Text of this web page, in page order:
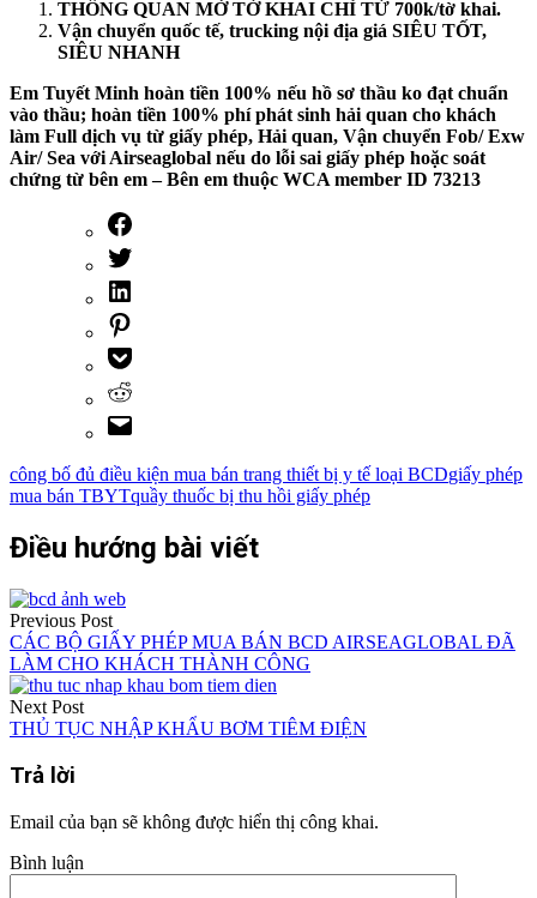
THÔNG QUAN MỞ TỜ KHAI CHỈ TỪ 700k/tờ khai.
Vận chuyển quốc tế, trucking nội địa giá SIÊU TỐT,
SIÊU NHANH
Em Tuyết Minh hoàn tiền 100% nếu hồ sơ thầu ko đạt chuẩn
vào thầu; hoàn tiền 100% phí phát sinh hải quan cho khách
làm Full dịch vụ từ giấy phép, Hải quan, Vận chuyển Fob/ Exw
Air/ Sea với Airseaglobal nếu do lỗi sai giấy phép hoặc soát
chứng từ bên em – Bên em thuộc WCA member ID 73213
công bố đủ điều kiện mua bán trang thiết bị y tế loại BCDgiấy phép
mua bán TBYTquầy thuốc bị thu hồi giấy phép
Điều hướng bài viết
Previous Post
CÁC BỘ GIẤY PHÉP MUA BÁN BCD AIRSEAGLOBAL ĐÃ
LÀM CHO KHÁCH THÀNH CÔNG
Next Post
THỦ TỤC NHẬP KHẨU BƠM TIÊM ĐIỆN
Trả lời
Email của bạn sẽ không được hiển thị công khai.
Bình luận